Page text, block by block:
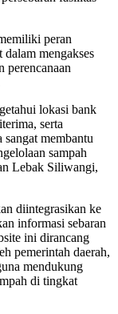
peran
dalam mengakses
perencanaan
lokasi bank
serta
membantu
sampah
Lebak Siliwangi,
diintegrasikan ke
informasi sebaran
ini dirancang
pemerintah daerah,
mendukung
di tingkat